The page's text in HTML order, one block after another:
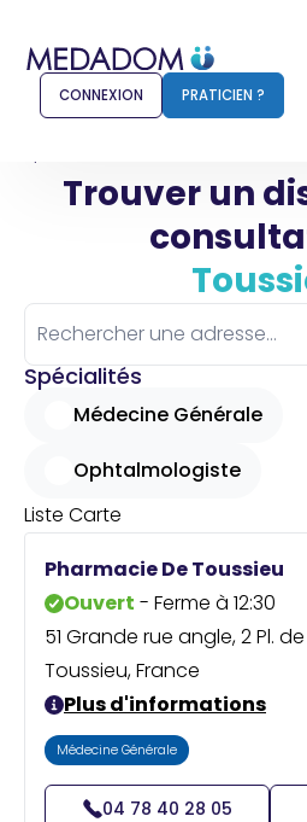
Comment ça marche ?
Pharmacien
Connexion
Praticien
CONNEXION PRATICIEN ?
Trouver un
Spécialités
Médecine Générale
Ophtalmologiste
Liste Carte
Pharmacie De Toussieu
Ouvert - Ferme à 12:30
51 Grande rue angle, 2 Pl.
Toussieu, France
Plus d'informations
Médecine Générale
04 78 40 28 05